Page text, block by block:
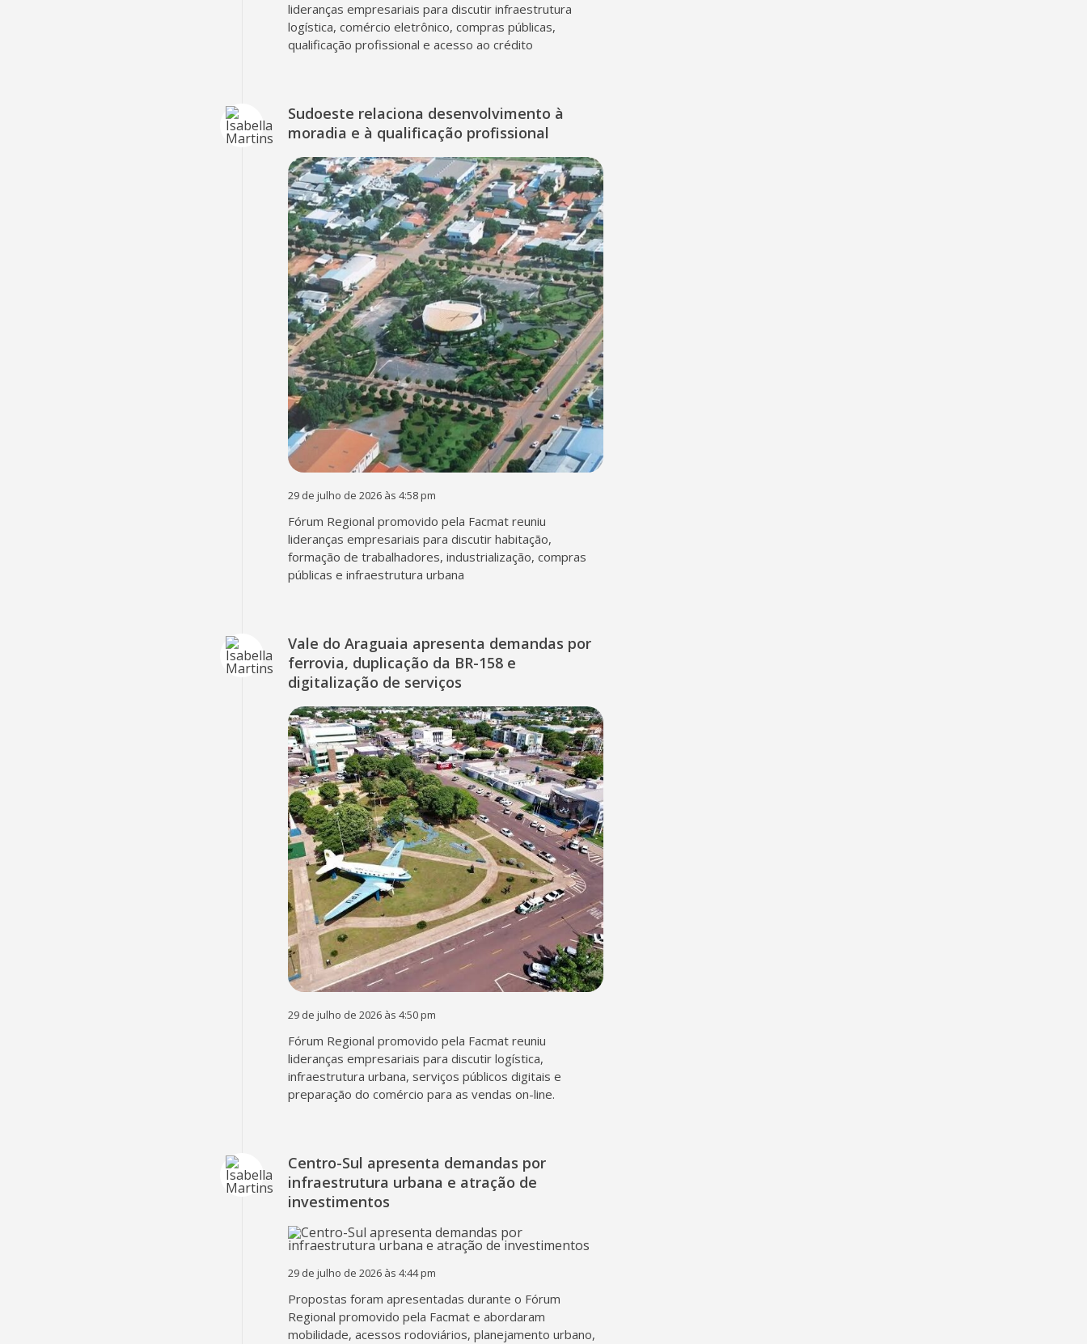
lideranças empresariais para discutir infraestrutura
logística, comércio eletrônico, compras públicas,
qualificação profissional e acesso ao crédito
Sudoeste relaciona desenvolvimento à
moradia e à qualificação profissional
29 de julho de 2026 às 4:58 pm
Fórum Regional promovido pela Facmat reuniu
lideranças empresariais para discutir habitação,
formação de trabalhadores, industrialização, compras
públicas e infraestrutura urbana
Vale do Araguaia apresenta demandas por
ferrovia, duplicação da BR-158 e
digitalização de serviços
29 de julho de 2026 às 4:50 pm
Fórum Regional promovido pela Facmat reuniu
lideranças empresariais para discutir logística,
infraestrutura urbana, serviços públicos digitais e
preparação do comércio para as vendas on-line.
Centro-Sul apresenta demandas por
infraestrutura urbana e atração de
investimentos
29 de julho de 2026 às 4:44 pm
Propostas foram apresentadas durante o Fórum
Regional promovido pela Facmat e abordaram
mobilidade, acessos rodoviários, planejamento urbano,